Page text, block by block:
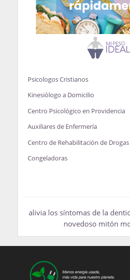
Psicologos Cristianos
Kinesiólogo a Domicilio
Centro Psicológico en Providencia
Auxiliares de Enfermería
Centro de Rehabilitación de Drogas
Congeladoras
alivia los síntomas de la
novedoso mitón